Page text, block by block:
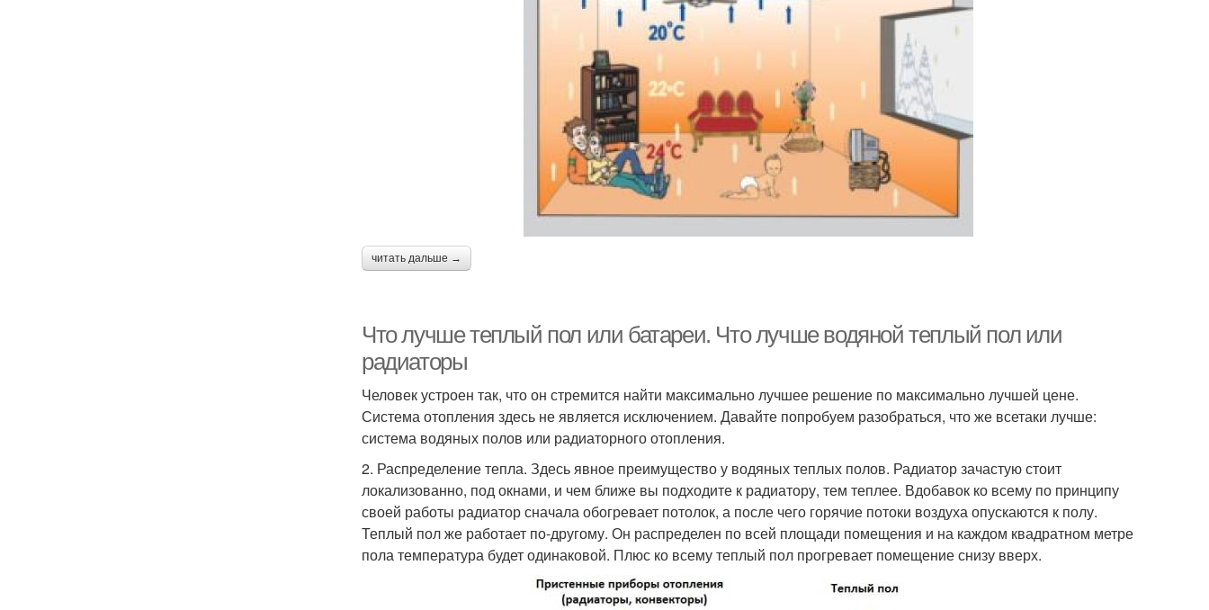
читать дальше →
Что лучше теплый пол или батареи. Что лучше водяной теплый пол или
радиаторы
Человек устроен так, что он стремится найти максимально лучшее решение по максимально лучшей цене.
Система отопления здесь не является исключением. Давайте попробуем разобраться, что же всетаки лучше:
система водяных полов или радиаторного отопления.
2. Распределение тепла. Здесь явное преимущество у водяных теплых полов. Радиатор зачастую стоит
локализованно, под окнами, и чем ближе вы подходите к радиатору, тем теплее. Вдобавок ко всему по принципу
своей работы радиатор сначала обогревает потолок, а после чего горячие потоки воздуха опускаются к полу.
Теплый пол же работает по-другому. Он распределен по всей площади помещения и на каждом квадратном метре
пола температура будет одинаковой. Плюс ко всему теплый пол прогревает помещение снизу вверх.